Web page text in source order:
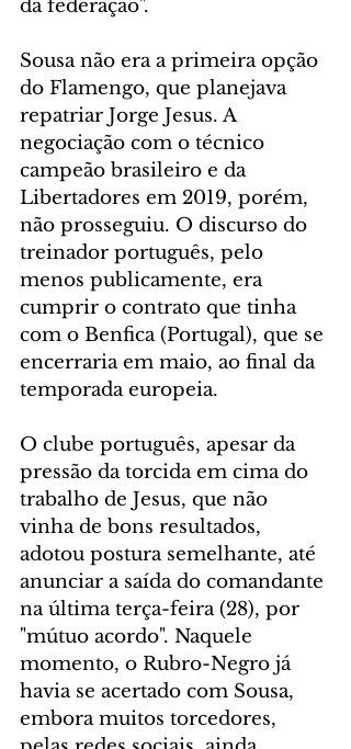
da federação".
Sousa não era a primeira opção
do Flamengo, que planejava
repatriar Jorge Jesus. A
negociação com o técnico
campeão brasileiro e da
Libertadores em 2019, porém,
não prosseguiu. O discurso do
treinador português, pelo
menos publicamente, era
cumprir o contrato que tinha
com o Benfica (Portugal), que se
encerraria em maio, ao final da
temporada europeia.
O clube português, apesar da
pressão da torcida em cima do
trabalho de Jesus, que não
vinha de bons resultados,
adotou postura semelhante, até
anunciar a saída do comandante
na última terça-feira (28), por
"mútuo acordo". Naquele
momento, o Rubro-Negro já
havia se acertado com Sousa,
embora muitos torcedores,